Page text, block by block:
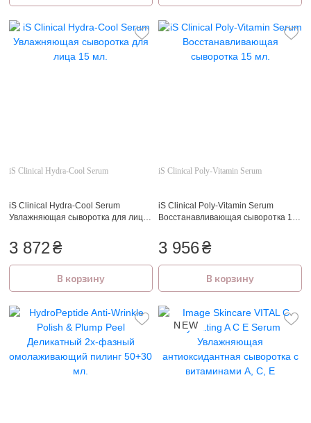
iS Clinical Hydra-Cool Serum
iS Clinical Hydra-Cool Serum
Увлажняющая сыворотка для лица
3 872₴
В корзину
iS Clinical Poly-Vitamin Serum
iS Clinical Poly-Vitamin Serum
Восстанавливающая сыворотка 15
3 956₴
В корзину
NEW